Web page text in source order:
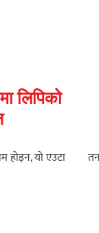
लिपिको
होइन, यो एउटा